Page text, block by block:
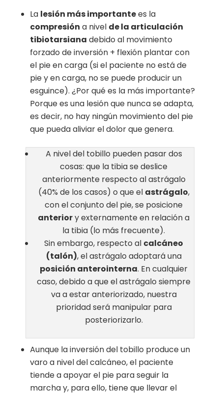
La lesión más importantees la
compresión a nivel de la articulación
tibiotarsiana debido al movimiento
forzado de inversión + flexión plantar con
el pie en carga (si el paciente no está de
pie y en carga, no se puede producir un
esguince). ¿Por qué es la más importante?
Porque es una lesión que nunca se adapta,
es decir, no hay ningún movimiento del pie
que pueda aliviar el dolor que genera.
A nivel del tobillo pueden pasar dos
cosas: que la tibia se deslice
anteriormente respecto al astrágalo
(40% de los casos) o que el astrágalo,
con el conjunto del pie, se posicione
anteriory externamente en relación a
la tibia (lo más frecuente).
Sin embargo, respecto al calcáneo
(talón), el astrágalo adoptará una
posición anterointerna. En cualquier
caso, debido a que el astrágalo siempre
va a estar anteriorizado, nuestra
prioridad será manipular para
posteriorizarlo.
Aunque la inversión del tobillo produce un
varo a nivel del calcáneo, el paciente
tiende a apoyar el pie para seguir la
marcha y, para ello, tiene que llevar el